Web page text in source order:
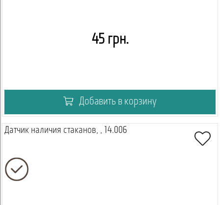
45 грн.
Добавить в корзину
Датчик наличия стаканов, , 14.006